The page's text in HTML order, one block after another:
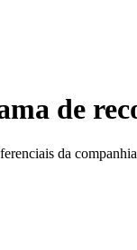
de
da companhia